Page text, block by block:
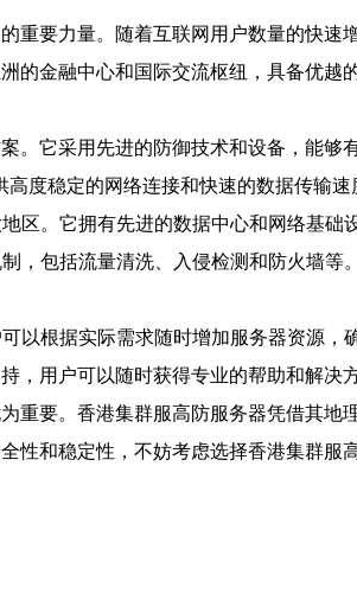
重要力量。随着互联网用户数量的快速
的金融中心和国际交流枢纽，具备优
。它采用先进的防御技术和设备，能够
度稳定的网络连接和快速的数据传输速
区。它拥有先进的数据中心和网络基础
，包括流量清洗、入侵检测和防火墙
根据实际需求随时增加服务器资源，
，用户可以随时获得专业的帮助和解决方
重要。香港集群服高防服务器凭借其
性和稳定性，不妨考虑选择香港集群服